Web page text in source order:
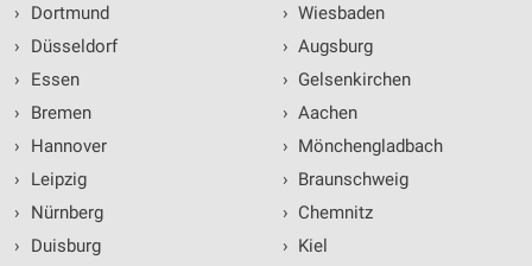
›
Dortmund
›
Düsseldorf
›
Essen
›
Bremen
›
Hannover
›
Leipzig
›
Nürnberg
›
Duisburg
› Wiesbaden
› Augsburg
› Gelsenkirchen
› Aachen
› Mönchengladbach
› Braunschweig
› Chemnitz
› Kiel